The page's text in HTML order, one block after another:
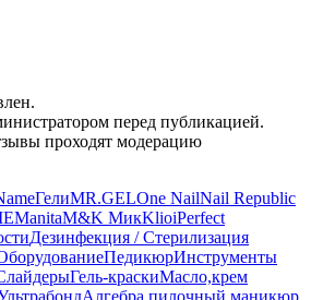
перед публикацией.
проходят модерацию
ГелиMR.GELOne NailNail Republic
ManitaM&K МикKlioiPerfect
Дезинфекция / Стерилизация
ПедикюрИнструменты
Гель-краскиМасло,крем
Алгебра пилочный маникюр